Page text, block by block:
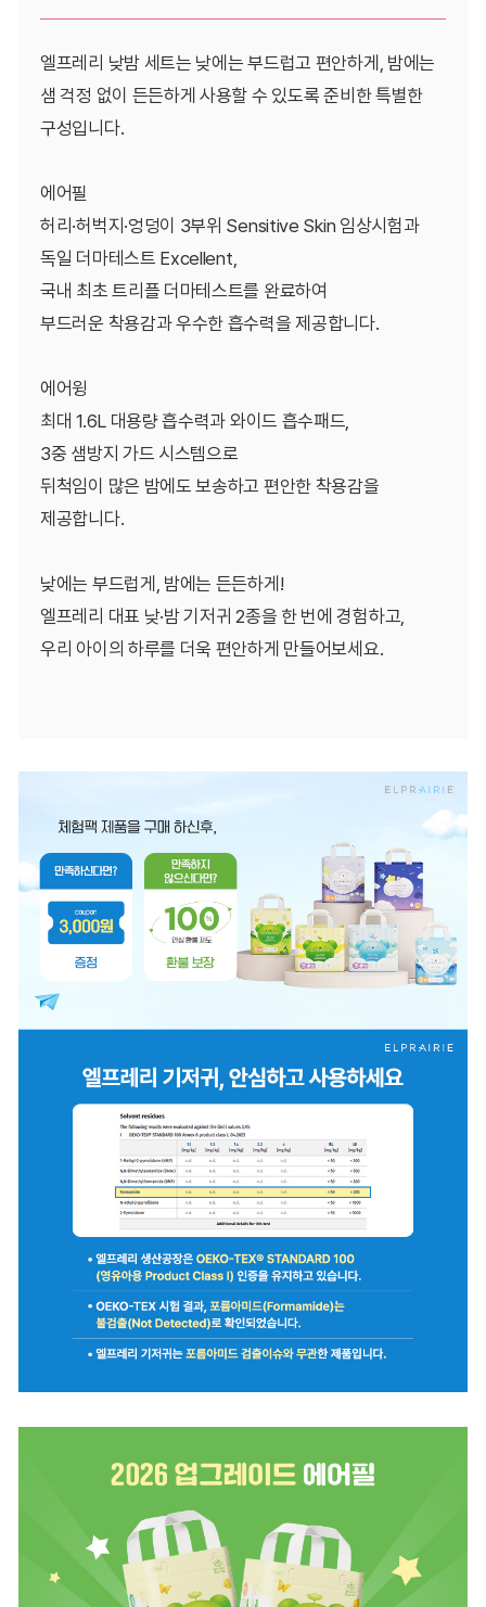
엘프레리 낮밤 세트는 낮에는 부드럽고 편안하게, 밤에는
샘 걱정 없이 든든하게 사용할 수 있도록 준비한 특별한
구성입니다.
에어필
허리·허벅지·엉덩이 3부위 Sensitive Skin 임상시험과
독일 더마테스트 Excellent,
국내 최초 트리플 더마테스트를 완료하여
부드러운 착용감과 우수한 흡수력을 제공합니다.
에어윙
최대 1.6L 대용량 흡수력과 와이드 흡수패드,
3중 샘방지 가드 시스템으로
뒤척임이 많은 밤에도 보송하고 편안한 착용감을
제공합니다.
낮에는 부드럽게, 밤에는 든든하게!
엘프레리 대표 낮·밤 기저귀 2종을 한 번에 경험하고,
우리 아이의 하루를 더욱 편안하게 만들어보세요.